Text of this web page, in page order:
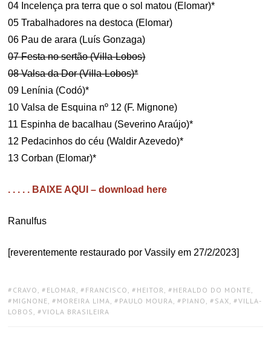
04 Incelença pra terra que o sol matou (Elomar)*
05 Trabalhadores na destoca (Elomar)
06 Pau de arara (Luís Gonzaga)
07 Festa no sertão (Villa-Lobos)
08 Valsa da Dor (Villa-Lobos)*
09 Lenínia (Codó)*
10 Valsa de Esquina nº 12 (F. Mignone)
11 Espinha de bacalhau (Severino Araújo)*
12 Pedacinhos do céu (Waldir Azevedo)*
13 Corban (Elomar)*
. . . . . BAIXE AQUI – download here
Ranulfus
[reverentemente restaurado por Vassily em 27/2/2023]
TAGS:
CRAVO , ELOMAR, FRANCISCO , HEITOR, HERALDO DO MONTE,
MIGNONE, MOREIRA LIMA, PAULO MOURA, PIANO , SAX, VILLA-
LOBOS , VIOLA BRASILEIRA